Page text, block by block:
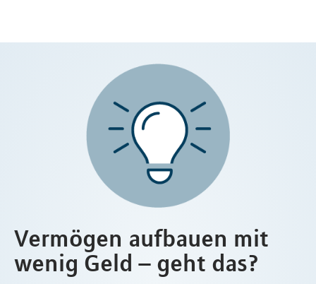
Vermögen aufbauen mit
wenig Geld – geht das?